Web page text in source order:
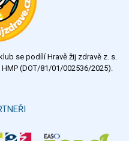
se podílí Hravě žij zdravě z. s.
(DOT/81/01/002536/2025).